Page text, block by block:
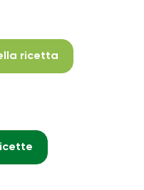
ricetta